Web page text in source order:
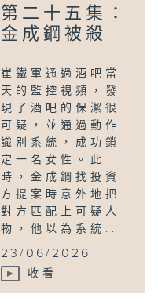
第二十五集：
金成鋼被殺
崔鐵軍通過酒吧當
天的監控視頻，發
現了酒吧的保潔很
可疑，並通過動作
識別系統，成功鎖
定一名女性。此
時，金成鋼找投資
方提案時意外地把
對方匹配上可疑人
物，他以為系統...
23/06/2026
收看